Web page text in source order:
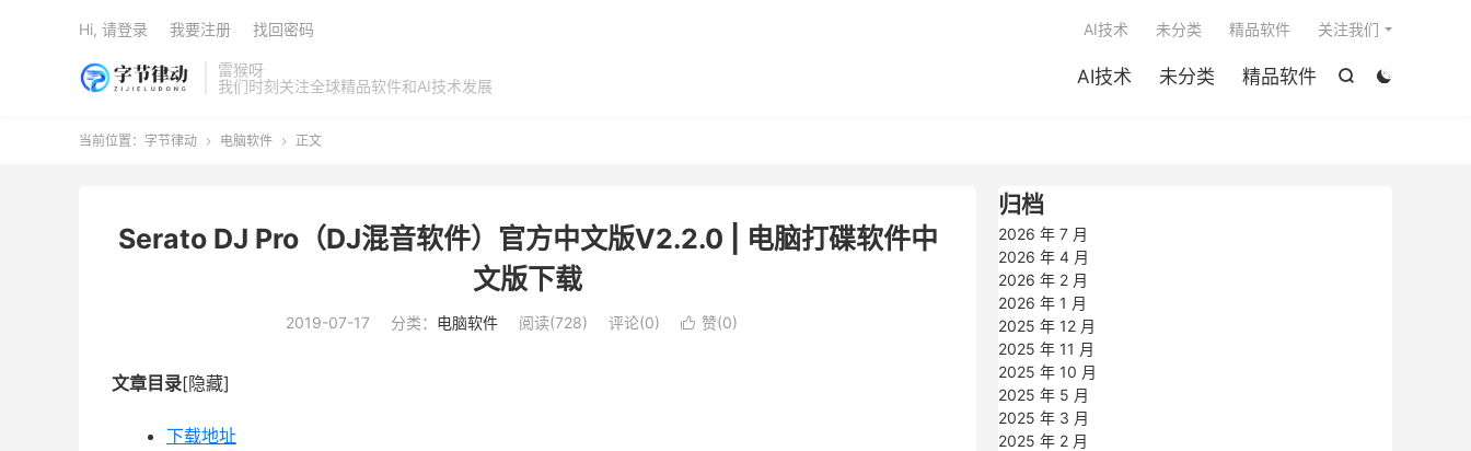
雷猴呀
我们时刻关注全球精品软件和AI技术发展


AI技术 未分类 精品软件
AI技术 未分类 精品软件 关注我们
Hi, 请登录 我要注册 找回密码
当前位置： 字节律动  电脑软件  正文
Serato DJ Pro（DJ混音软件）官方中文版V2.2.0 | 电脑打碟软件中
文版下载
2019-07-17 分类： 电脑软件 阅读(728) 评论(0)  赞(0)
文章目录[隐藏]
下载地址
归档
2026 年 7 月
2026 年 4 月
2026 年 2 月
2026 年 1 月
2025 年 12 月
2025 年 11 月
2025 年 10 月
2025 年 5 月
2025 年 3 月
2025 年 2 月